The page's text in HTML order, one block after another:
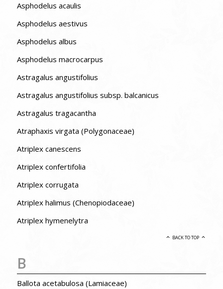
Asphodelus acaulis
Asphodelus aestivus
Asphodelus albus
Asphodelus macrocarpus
Astragalus angustifolius
Astragalus angustifolius subsp. balcanicus
Astragalus tragacantha
Atraphaxis virgata (Polygonaceae)
Atriplex canescens
Atriplex confertifolia
Atriplex corrugata
Atriplex halimus (Chenopiodaceae)
Atriplex hymenelytra
BACK TO TOP
B
Ballota acetabulosa (Lamiaceae)